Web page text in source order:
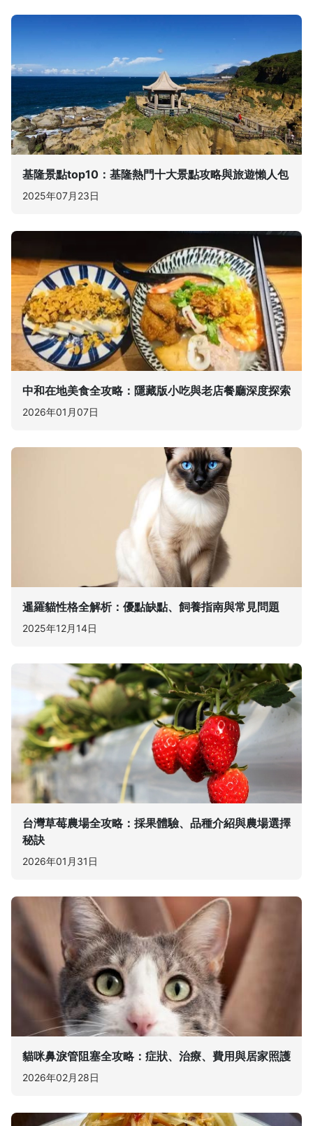
基隆景點top10：基隆熱門十大景點攻略與旅遊懶人包
2025年07月23日
中和在地美食全攻略：隱藏版小吃與老店餐廳深度探索
2026年01月07日
暹羅貓性格全解析：優點缺點、飼養指南與常見問題
2025年12月14日
台灣草莓農場全攻略：採果體驗、品種介紹與農場選擇
秘訣
2026年01月31日
貓咪鼻淚管阻塞全攻略：症狀、治療、費用與居家照護
2026年02月28日